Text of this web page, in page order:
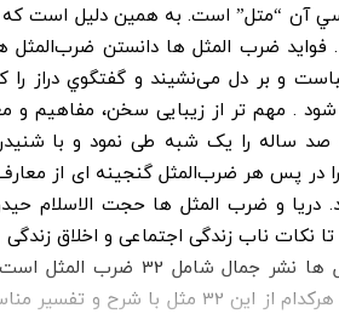
آن “متل” است. به همین دلیل است که
فواید ضرب المثل ها دانستن
و بر دل می‌نشيند و گفتگوي دراز
. مهم تر از زیبایی سخن، مفاهیم و
صد ساله را یک شبه طی نمود و با
در پس هر ضرب‌المثل گنجینه ای از
دریا و ضرب المثل ها حجت الاسلام
نکات ناب زندگی اجتماعی و اخلاق
ضرب المثل ها نشر
می‌گیرند و هرکدام از این 32